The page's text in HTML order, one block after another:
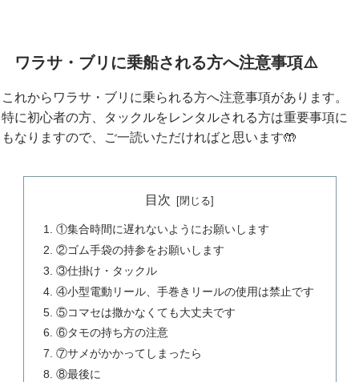
ワラサ・ブリに乗船される方へ注意事項⚠️
これからワラサ・ブリに乗られる方へ注意事項があります。
特に初心者の方、タックルをレンタルされる方は重要事項に
もなりますので、ご一読いただければと思います🤲
目次
①集合時間に遅れないようにお願いします
②ゴム手袋の持参をお願いします
③仕掛け・タックル
④小型電動リール、手巻きリールの使用は禁止です
⑤コマセは撒かなくても大丈夫です
⑥タモの持ち方の注意
⑦サメがかかってしまったら
⑧最後に